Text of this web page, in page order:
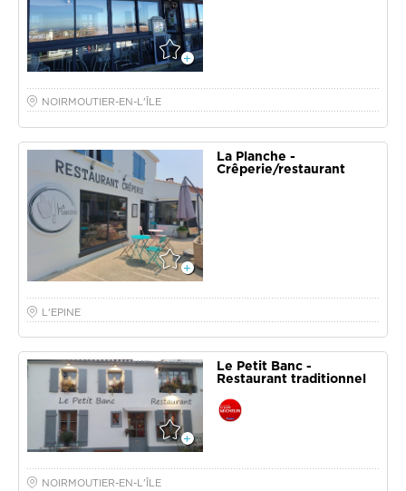
NOIRMOUTIER-EN-L'ÎLE
La Planche -
Crêperie/restaurant
L'EPINE
Le Petit Banc -
Restaurant traditionnel
NOIRMOUTIER-EN-L'ÎLE